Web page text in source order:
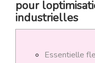
pour
industrielles
Essentielle